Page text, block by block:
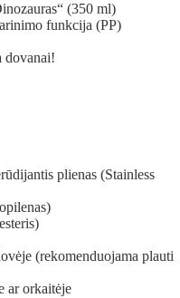
(350 ml)
funkcija (PP)
dovanai!
plienas (Stainless
(rekomenduojama plauti
ar orkaitėje